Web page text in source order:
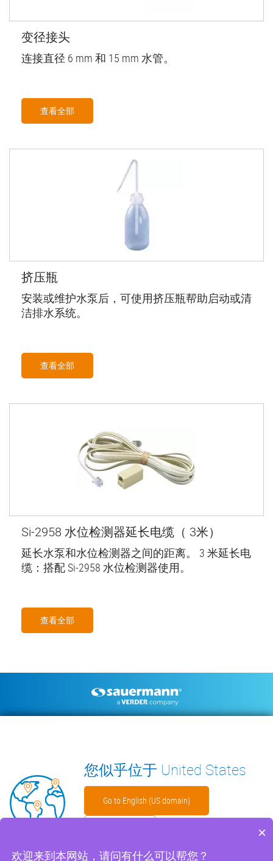
变径接头
连接直径 6 mm 和 15 mm 水管。
查看全部
挤压瓶
安装或维护水泵后，可使用挤压瓶帮助启动或清
洁排水系统。
查看全部
Si-2958 水位检测器延长电缆（ 3米）
延长水泵和水位检测器之间的距离。 3 米延长电
缆：搭配 Si-2958 水位检测器使用。
查看全部
WECHAT
Footer
免责声明 Cookies 文件 沪ICP备2023025212号
您似乎位于 United States
Go to English (US domain)
×
欢迎来到本网站，请问有什么可以帮您？